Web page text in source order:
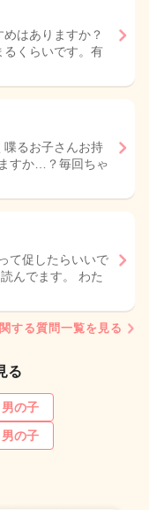
はありますか？
るくらいです。有
喋るお子さんお持
すか…？毎回ちゃ
て促したらいいで
んでます。 わた
する質問一覧を見る
る
の子
の子